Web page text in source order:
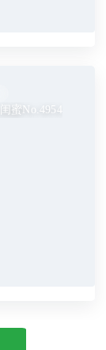
蜜No.4954